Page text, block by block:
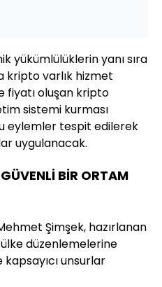
yükümlülüklerin yanı sıra
kripto varlık hizmet
fiyatı oluşan kripto
sistemi kurması
eylemler tespit edilerek
uygulanacak.
BİR ORTAM
Şimşek, hazırlanan
düzenlemelerine
kapsayıcı unsurlar